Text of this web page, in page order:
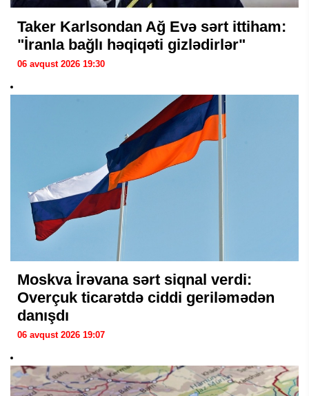
Taker Karlsondan Ağ Evə sərt ittiham:
"İranla bağlı həqiqəti gizlədirlər"
06 avqust 2026 19:30
Moskva İrəvana sərt siqnal verdi:
Overçuk ticarətdə ciddi geriləmədən
danışdı
06 avqust 2026 19:07